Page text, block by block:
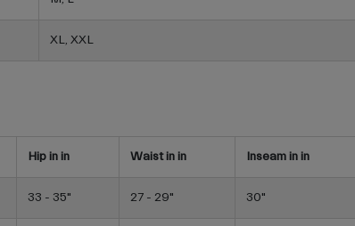
XL, XXL
Hip in in Waist in in Inseam in in
33 - 35" 27 - 29" 30"